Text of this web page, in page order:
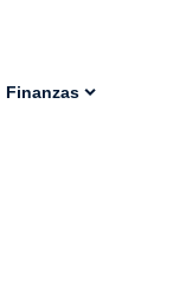
Finanzas